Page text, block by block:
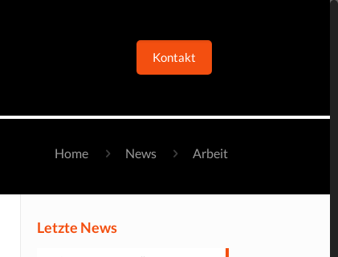
Kontakt
Home News Arbeit
Letzte News